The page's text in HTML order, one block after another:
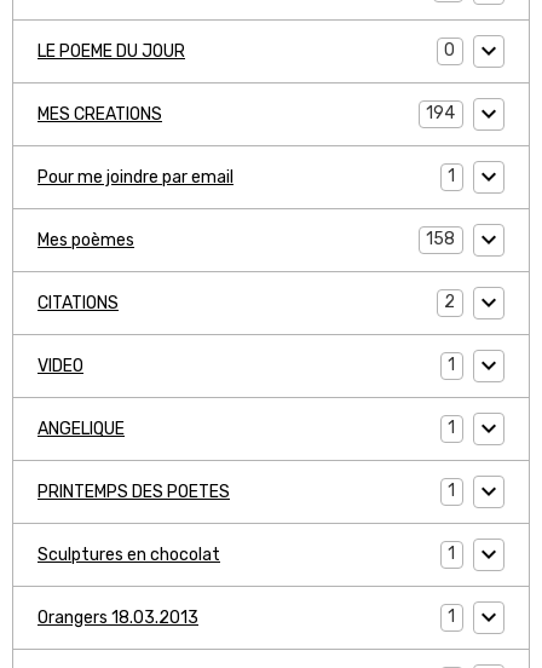
LE POEME DU JOUR 0
MES CREATIONS 194
Pour me joindre par email 1
Mes poèmes 158
CITATIONS 2
VIDEO 1
ANGELIQUE 1
PRINTEMPS DES POETES 1
Sculptures en chocolat 1
Orangers 18.03.2013 1